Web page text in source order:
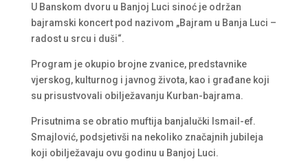
U Banskom dvoru u Banjoj Luci sinoć je održan
bajramski koncert pod nazivom „Bajram u Banja Luci –
radost u srcu i duši“.
Program je okupio brojne zvanice, predstavnike
vjerskog, kulturnog i javnog života, kao i građane koji
su prisustvovali obilježavanju Kurban-bajrama.
Prisutnima se obratio muftija banjalučki Ismail-ef.
Smajlović, podsjetivši na nekoliko značajnih jubileja
koji obilježavaju ovu godinu u Banjoj Luci.